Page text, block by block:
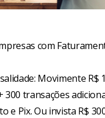
com
Movimente R$
300 transações
e Pix. Ou invista R$